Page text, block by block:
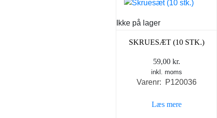
Ikke på lager
SKRUESÆT (10 STK.)
59,00 kr.
inkl. moms
Varenr: P120036
Læs mere